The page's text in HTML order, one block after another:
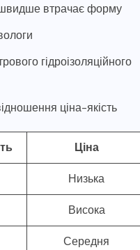
швидше втрачає форму
гідроізоляційного
ціна-якість
Ціна
Низька
Висока
Середня